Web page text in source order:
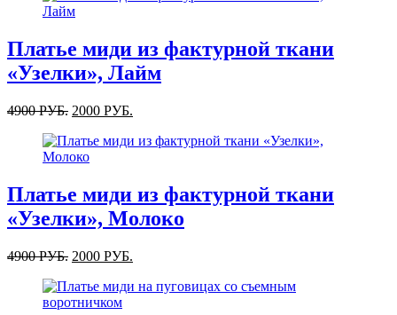
Платье миди из фактурной ткани
«Узелки», Лайм
4900РУБ. 2000 РУБ.
Платье миди из фактурной ткани
«Узелки», Молоко
4900РУБ. 2000 РУБ.